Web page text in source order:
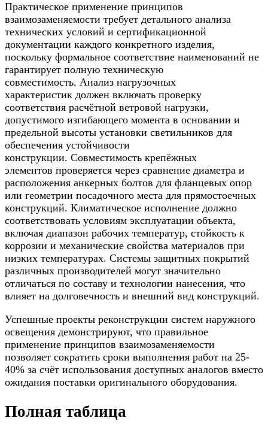
Практическое применение принципов
взаимозаменяемости требует детального анализа
технических условий и сертификационной
документации каждого конкретного изделия,
поскольку формальное соответствие наименований не
гарантирует полную техническую
совместимость. Анализ нагрузочных
характеристик должен включать проверку
соответствия расчётной ветровой нагрузки,
допустимого изгибающего момента в основании и
предельной высоты установки светильников для
обеспечения устойчивости
конструкции. Совместимость крепёжных
элементов проверяется через сравнение диаметра и
расположения анкерных болтов для фланцевых опор
или геометрии посадочного места для прямостоечных
конструкций. Климатическое исполнение должно
соответствовать условиям эксплуатации объекта,
включая диапазон рабочих температур, стойкость к
коррозии и механические свойства материалов при
низких температурах. Системы защитных покрытий
различных производителей могут значительно
отличаться по составу и технологии нанесения, что
влияет на долговечность и внешний вид конструкций.
Успешные проекты реконструкции систем наружного
освещения демонстрируют, что правильное
применение принципов взаимозаменяемости
позволяет сократить сроки выполнения работ на 25-
40% за счёт использования доступных аналогов вместо
ожидания поставки оригинального оборудования.
Полная таблица